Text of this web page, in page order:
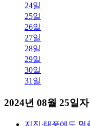
24일
25일
26일
27일
28일
29일
30일
31일
2024년 08월 25일
지진·태풍에도